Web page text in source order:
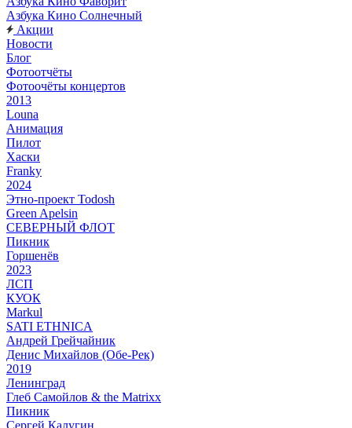
Азбука Кино Солнечный
Акции
Новости
Блог
Фотоотчёты
Фотоочёты концертов
2013
Louna
Анимация
Пилот
Хаски
Franky
2024
Этно-проект Todosh
Green Apelsin
СЕВЕРНЫЙ ФЛОТ
Пикник
Горшенёв
2023
ЛСП
КУОК
Markul
SATI ETHNICA
Андрей Грейчайник
Денис Михайлов (Обе-Рек)
2019
Ленинград
Глеб Самойлов & the Matrixx
Пикник
Сергей Калугин